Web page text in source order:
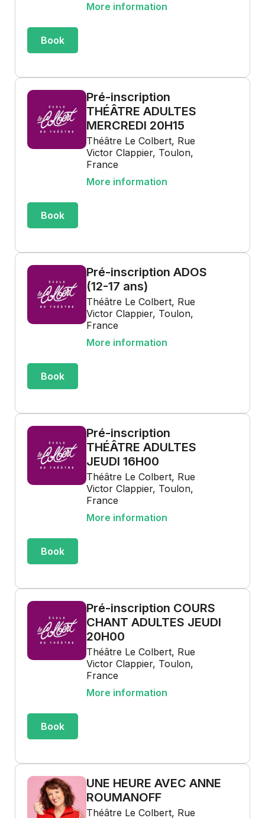
More information
Book
Pré-inscription
THÉÂTRE ADULTES
MERCREDI 20H15
Théâtre Le Colbert, Rue
Victor Clappier, Toulon,
France
More information
Book
Pré-inscription ADOS
(12-17 ans)
Théâtre Le Colbert, Rue
Victor Clappier, Toulon,
France
More information
Book
Pré-inscription
THÉÂTRE ADULTES
JEUDI 16H00
Théâtre Le Colbert, Rue
Victor Clappier, Toulon,
France
More information
Book
Pré-inscription COURS
CHANT ADULTES JEUDI
20H00
Théâtre Le Colbert, Rue
Victor Clappier, Toulon,
France
More information
Book
UNE HEURE AVEC ANNE
ROUMANOFF
Théâtre Le Colbert, Rue